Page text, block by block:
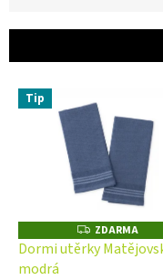
í
Tip
Z
D
A
ZDARMA
Dormi utěrky
modrá